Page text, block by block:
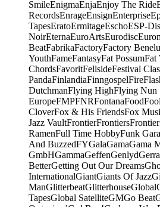
SmileEnigmaEnjaEnjoy The Ride
RecordsEnrageEnsignEnterprise
TapesEratoErmitageEschoESP-
NoirEternaEuroArtsEurodisc
BeatFabrikaFactoryFactory
YouthFameFantasyFat PossumFat
ChordsFavoritFellsideFestival
PandaFinlandiaFinngospelFire
DutchmanFlying HighFlying Nun
EuropeFMPFNRFontanaFood
CloverFox & His FriendsFox
Jazz VaultFrontierFrontiers
RamenFull Time HobbyFunk
And BuzzedFYGalaGamaGama
GmbHGammaGeffenGenlyd
BetterGetting Out Our Dreams
InternationalGiantGiants Of Jazz
ManGlitterbeatGlitterhouseGlobal
TapesGlobal SatelliteGMGo Beat